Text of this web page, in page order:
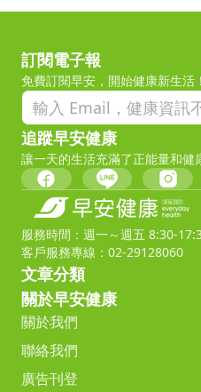
訂閱電子報
免費訂閱早安，開始健康新生活！
追蹤早安健康
讓一天的生活充滿了正能量和健
服務時間：週一～週五 8:30-
客戶服務專線：02-29128060
文章分類
關於早安健康
關於我們
聯絡我們
廣告刊登